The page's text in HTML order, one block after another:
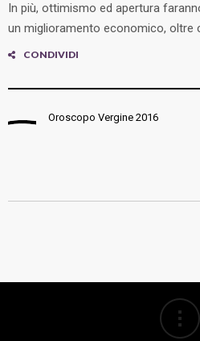
In più, ottimismo ed apertura
un miglioramento economico, oltre
CONDIVIDI
Oroscopo Vergine 2016